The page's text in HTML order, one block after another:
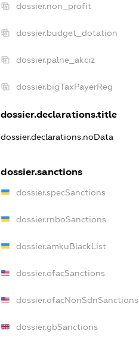
dossier.non_profit
dossier.budget_dotation
dossier.palne_akciz
dossier.bigTaxPayerReg
dossier.declarations.title
dossier.declarations.noData
dossier.sanctions
dossier.specSanctions
dossier.rnboSanctions
dossier.amkuBlackList
dossier.ofacSanctions
dossier.ofacNonSdnSanctions
dossier.gbSanctions